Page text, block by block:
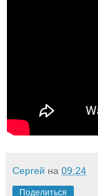
Сергей на 09:24
Поделиться